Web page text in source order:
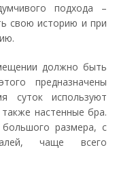
подхода –
свою историю и при
должно быть
предназначены
используют
настенные бра.
размера, с
чаще всего